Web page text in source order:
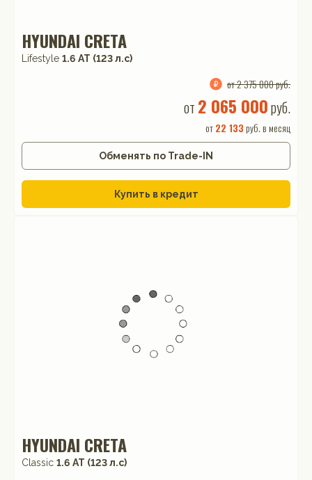
HYUNDAI CRETA
Lifestyle 1.6 АТ (123 л.с)
от 2 375 000 руб.
от 2 065 000руб.
от22 133 руб. в месяц
Обменять по Trade-IN
Купить в кредит
HYUNDAI CRETA
Classic 1.6 АТ (123 л.с)